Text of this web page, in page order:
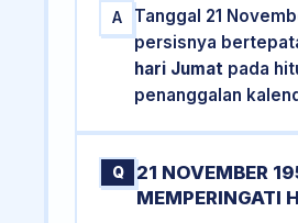
A
Tanggal 21
persisnya
hari Jumat pada
penanggalan
Q
21 NOVEMBER
MEMPERINGATI